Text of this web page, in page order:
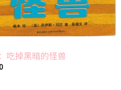
吃掉黑暗的怪兽